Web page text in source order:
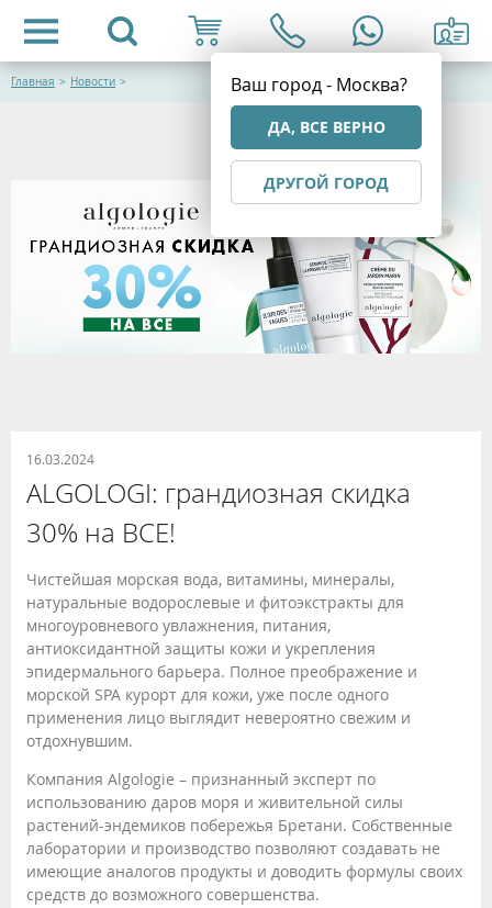
Ваш город - Москва?
ДА, ВСЕ ВЕРНО
ДРУГОЙ ГОРОД
Главная > Новости >
16.03.2024
ALGOLOGI: грандиозная скидка
30% на ВСЕ!
Чистейшая морская вода, витамины, минералы,
натуральные водорослевые и фитоэкстракты для
многоуровневого увлажнения, питания,
антиоксидантной защиты кожи и укрепления
эпидермального барьера. Полное преображение и
морской SPA курорт для кожи, уже после одного
применения лицо выглядит невероятно свежим и
отдохнувшим.
Компания Algologie – признанный эксперт по
использованию даров моря и живительной силы
растений-эндемиков побережья Бретани. Собственные
лаборатории и производство позволяют создавать не
имеющие аналогов продукты и доводить формулы своих
средств до возможного совершенства.